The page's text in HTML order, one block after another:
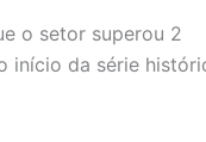
o setor superou 2
início da série